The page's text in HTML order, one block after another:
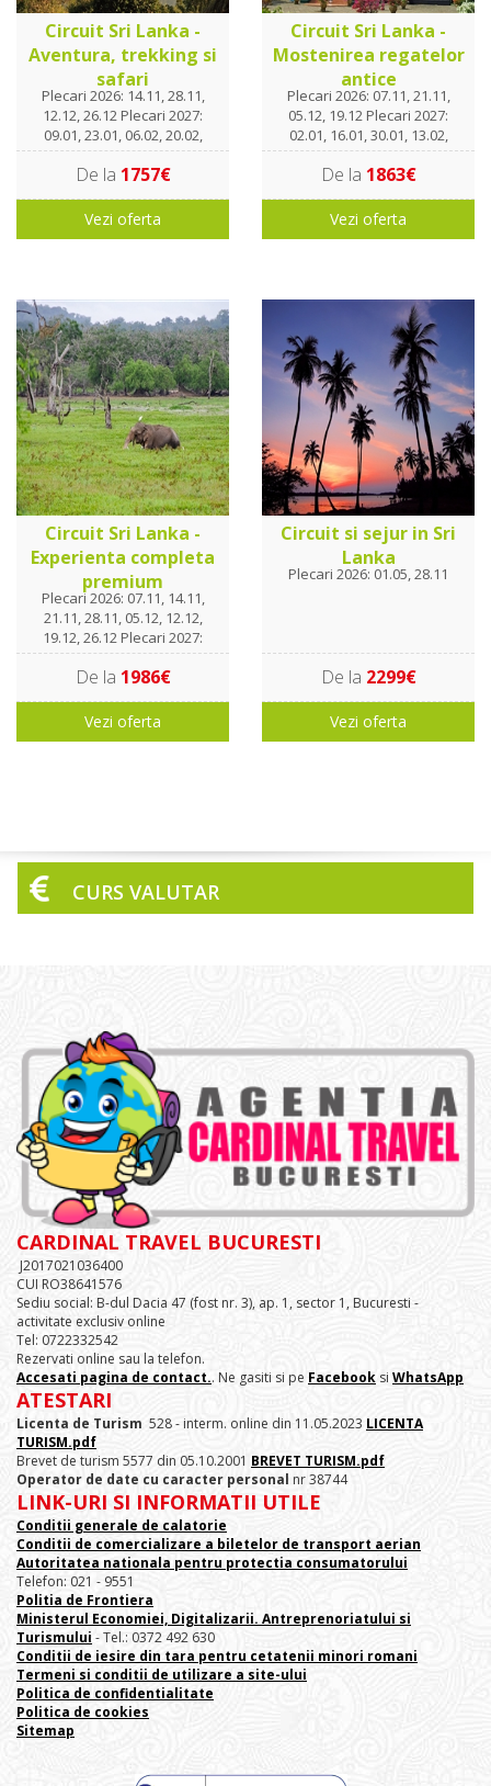
Circuit Sri Lanka -
Aventura, trekking si
safari
Plecari 2026: 14.11, 28.11,
12.12, 26.12 Plecari 2027:
09.01, 23.01, 06.02, 20.02,
06.03, 20.03
De la 1757€
Vezi oferta
Circuit Sri Lanka -
Mostenirea regatelor
antice
Plecari 2026: 07.11, 21.11,
05.12, 19.12 Plecari 2027:
02.01, 16.01, 30.01, 13.02,
27.02, 13.03
De la 1863€
Vezi oferta
Circuit Sri Lanka -
Experienta completa
premium
Plecari 2026: 07.11, 14.11,
21.11, 28.11, 05.12, 12.12,
19.12, 26.12 Plecari 2027:
02.01, 09.01, 16.01, 23.01,
30.01. 06.02, 13.02, 20.02,
27.02, 06.03, 13.03, 20.03
De la 1986€
Vezi oferta
Circuit si sejur in Sri
Lanka
Plecari 2026: 01.05, 28.11
De la 2299€
Vezi oferta
CURS VALUTAR
CARDINAL TRAVEL BUCURESTI
J2017021036400
CUI RO38641576
Sediu social: B-dul Dacia 47 (fost nr. 3), ap. 1, sector 1, Bucuresti -
activitate exclusiv online
Tel: 0722332542
Rezervati online sau la telefon.
Accesati pagina de contact.. Ne gasiti si pe Facebook si WhatsApp
ATESTARI
Licenta de Turism 528 - interm. online din 11.05.2023 LICENTA
TURISM.pdf
Brevet de turism 5577 din 05.10.2001 BREVET TURISM.pdf
Operator de date cu caracter personal nr 38744
LINK-URI SI INFORMATII UTILE
Conditii generale de calatorie
Conditii de comercializare a biletelor de transport aerian
Autoritatea nationala pentru protectia consumatorului
Telefon: 021 - 9551
Politia de Frontiera
Ministerul Economiei, Digitalizarii. Antreprenoriatului si
Turismului - Tel.: 0372 492 630
Conditii de iesire din tara pentru cetatenii minori romani
Termeni si conditii de utilizare a site-ului
Politica de confidentialitate
Politica de cookies
Sitemap